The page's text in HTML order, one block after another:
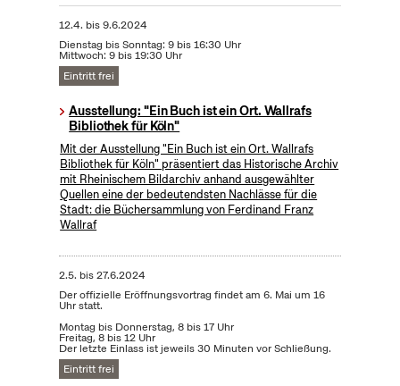
12.4. bis9.6.2024
Dienstag bis Sonntag: 9 bis 16:30 Uhr
Mittwoch: 9 bis 19:30 Uhr
Eintritt frei
Ausstellung: "Ein Buch ist ein Ort. Wallrafs
Bibliothek für Köln"
Mit der Ausstellung "Ein Buch ist ein Ort. Wallrafs
Bibliothek für Köln" präsentiert das Historische Archiv
mit Rheinischem Bildarchiv anhand ausgewählter
Quellen eine der bedeutendsten Nachlässe für die
Stadt: die Büchersammlung von Ferdinand Franz
Wallraf
2.5. bis27.6.2024
Der offizielle Eröffnungsvortrag findet am 6. Mai um 16
Uhr statt.
Montag bis Donnerstag, 8 bis 17 Uhr
Freitag, 8 bis 12 Uhr
Der letzte Einlass ist jeweils 30 Minuten vor Schließung.
Eintritt frei